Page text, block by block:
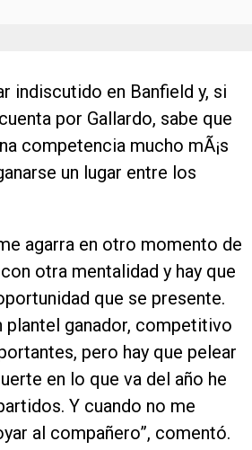
indiscutido en Banfield y, si
por Gallardo, sabe que
competencia mucho mÃ¡s
un lugar entre los
agarra en otro momento de
otra mentalidad y hay que
que se presente.
plantel ganador, competitivo
pero hay que pelear
en lo que va del año he
Y cuando no me
al compañero”, comentó.